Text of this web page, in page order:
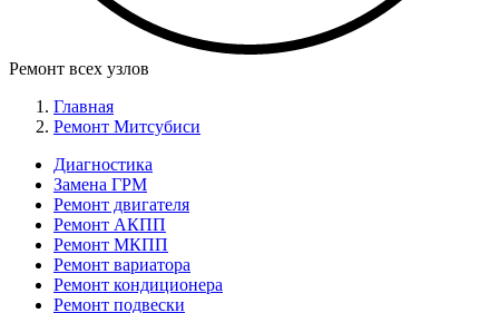
Ремонт всех узлов
Главная
Ремонт Митсубиси
Меню
Ремонт
слева
Диагностика
Замена ГРМ
Ремонт двигателя
Ремонт АКПП
Ремонт МКПП
Ремонт вариатора
Ремонт кондиционера
Ремонт подвески